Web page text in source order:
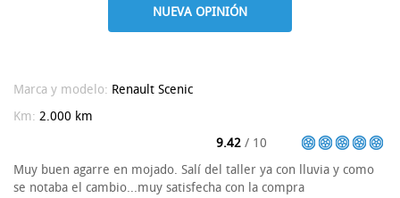
NUEVA OPINIÓN
Marca y modelo: Renault Scenic
Km: 2.000 km
9.42 / 10
Muy buen agarre en mojado. Salí del taller ya con lluvia y como
se notaba el cambio...muy satisfecha con la compra